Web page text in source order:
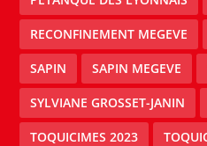
RECONFINEMENT MEGEVE
SAPIN SAPIN MEGEVE
SYLVIANE GROSSET-JANIN
TOQUICIMES 2023